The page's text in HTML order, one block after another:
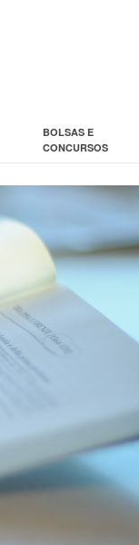
BOLSAS E
CONCURSOS